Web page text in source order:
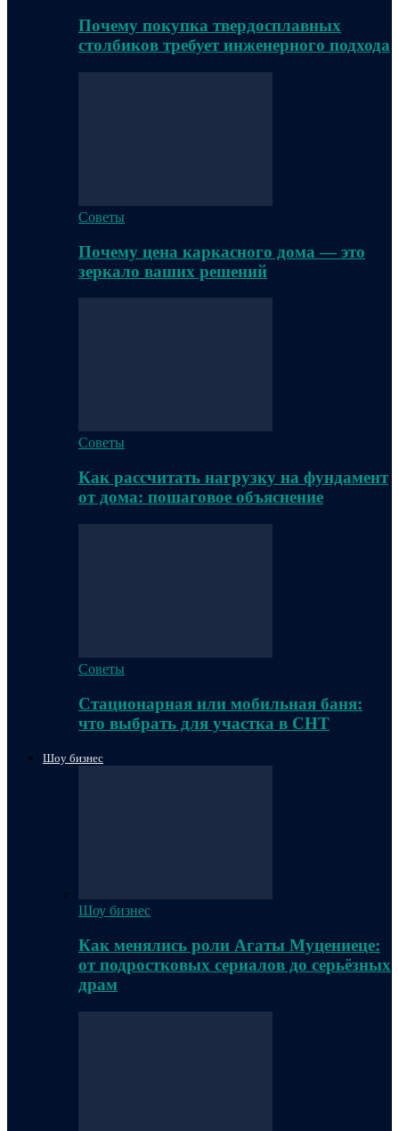
Почему покупка твердосплавных
столбиков требует инженерного подхода
Советы
Почему цена каркасного дома — это
зеркало ваших решений
Советы
Как рассчитать нагрузку на фундамент
от дома: пошаговое объяснение
Советы
Стационарная или мобильная баня:
что выбрать для участка в СНТ
Шоу бизнес
Шоу бизнес
Как менялись роли Агаты Муцениеце:
от подростковых сериалов до серьёзных
драм